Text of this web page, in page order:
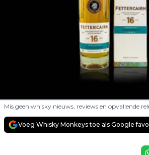
Mis geen whisky nieuws, reviews en opvallende
Voeg Whisky Monkeys toe als Google